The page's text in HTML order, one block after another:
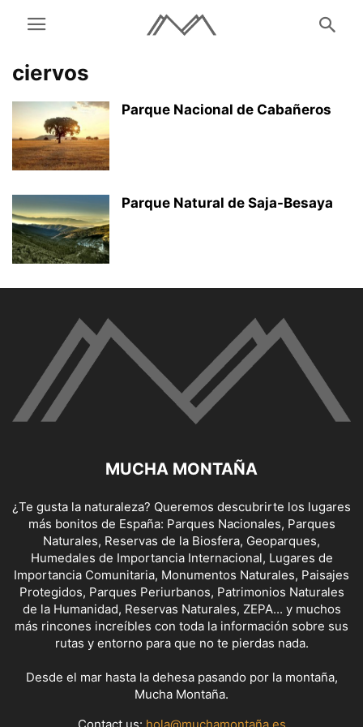
ciervos
Parque Nacional de Cabañeros
Parque Natural de Saja-Besaya
MUCHA MONTAÑA
¿Te gusta la naturaleza? Queremos descubrirte los lugares
más bonitos de España: Parques Nacionales, Parques
Naturales, Reservas de la Biosfera, Geoparques,
Humedales de Importancia Internacional, Lugares de
Importancia Comunitaria, Monumentos Naturales, Paisajes
Protegidos, Parques Periurbanos, Patrimonios Naturales
de la Humanidad, Reservas Naturales, ZEPA... y muchos
más rincones increíbles con toda la información sobre sus
rutas y entorno para que no te pierdas nada.
Desde el mar hasta la dehesa pasando por la montaña,
Mucha Montaña.
Contact us: hola@muchamontaña.es